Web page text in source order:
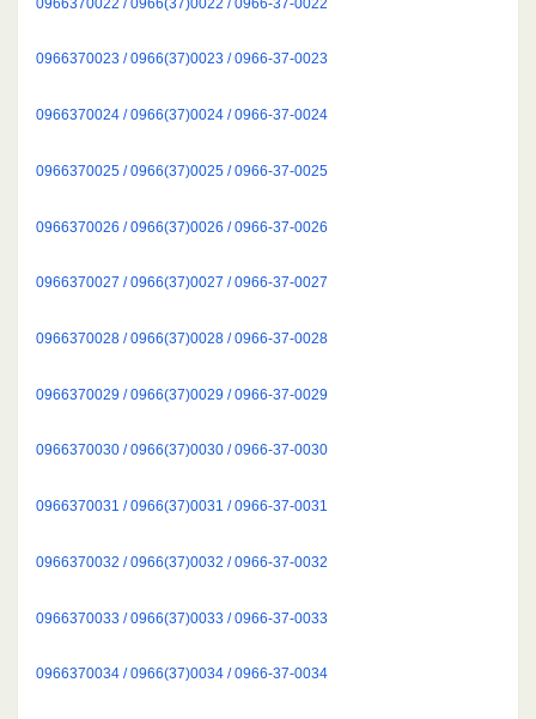
0966370023 / 0966(37)0023 / 0966-37-0023
0966370024 / 0966(37)0024 / 0966-37-0024
0966370025 / 0966(37)0025 / 0966-37-0025
0966370026 / 0966(37)0026 / 0966-37-0026
0966370027 / 0966(37)0027 / 0966-37-0027
0966370028 / 0966(37)0028 / 0966-37-0028
0966370029 / 0966(37)0029 / 0966-37-0029
0966370030 / 0966(37)0030 / 0966-37-0030
0966370031 / 0966(37)0031 / 0966-37-0031
0966370032 / 0966(37)0032 / 0966-37-0032
0966370033 / 0966(37)0033 / 0966-37-0033
0966370034 / 0966(37)0034 / 0966-37-0034